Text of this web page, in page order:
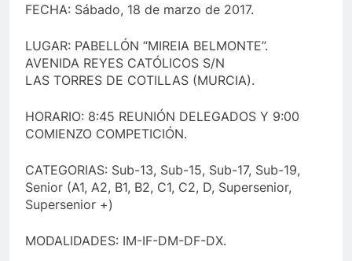
FECHA: Sábado, 18 de marzo de 2017.
LUGAR: PABELLÓN “MIREIA BELMONTE”.
AVENIDA REYES CATÓLICOS S/N
LAS TORRES DE COTILLAS (MURCIA).
HORARIO: 8:45 REUNIÓN DELEGADOS Y 9:00
COMIENZO COMPETICIÓN.
CATEGORIAS: Sub-13, Sub-15, Sub-17, Sub-19,
Senior (A1, A2, B1, B2, C1, C2, D, Supersenior,
Supersenior +)
MODALIDADES: IM-IF-DM-DF-DX.